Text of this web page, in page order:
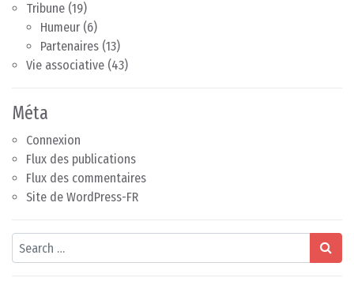
Tribune (19)
Humeur (6)
Partenaires (13)
Vie associative (43)
Méta
Connexion
Flux des publications
Flux des commentaires
Site de WordPress-FR
Search